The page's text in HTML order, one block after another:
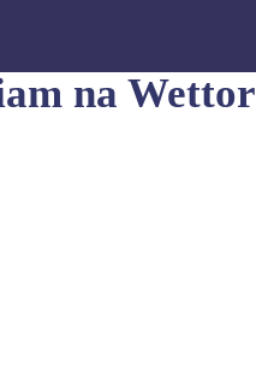
na Wettor